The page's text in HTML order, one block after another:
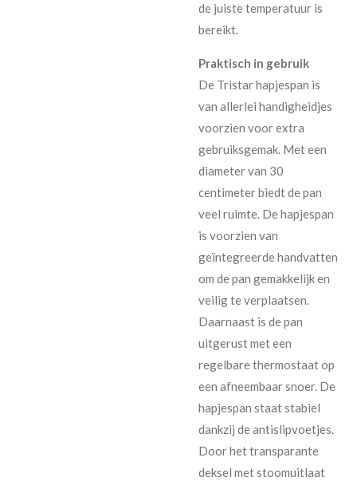
de juiste temperatuur is
bereikt.
Praktisch in gebruik
De Tristar hapjespan is
van allerlei handigheidjes
voorzien voor extra
gebruiksgemak. Met een
diameter van 30
centimeter biedt de pan
veel ruimte. De hapjespan
is voorzien van
geïntegreerde handvatten
om de pan gemakkelijk en
veilig te verplaatsen.
Daarnaast is de pan
uitgerust met een
regelbare thermostaat op
een afneembaar snoer. De
hapjespan staat stabiel
dankzij de antislipvoetjes.
Door het transparante
deksel met stoomuitlaat